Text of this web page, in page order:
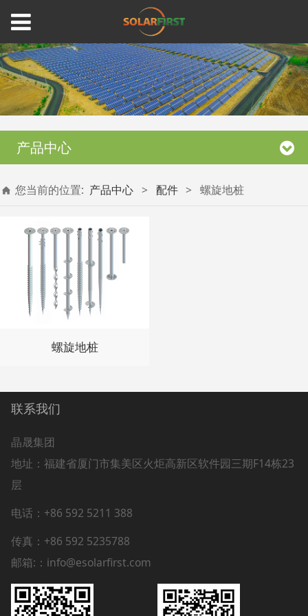
产品中心
您当前的位置: 产品中心 > 配件 > 螺旋地桩
螺旋地桩
联系我们
晶晟集团
地址： 福建省厦门市集美区火炬高新区软件园三期F14栋23
层
电话：+86 592 5211 388
传真：+86 592 5235788
邮箱:：info@esolarfirst.com